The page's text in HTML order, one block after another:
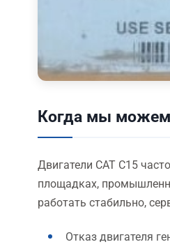
Когда мы
Двигатели CAT C15
площадках,
работать стабильно,
Отказ двигателя